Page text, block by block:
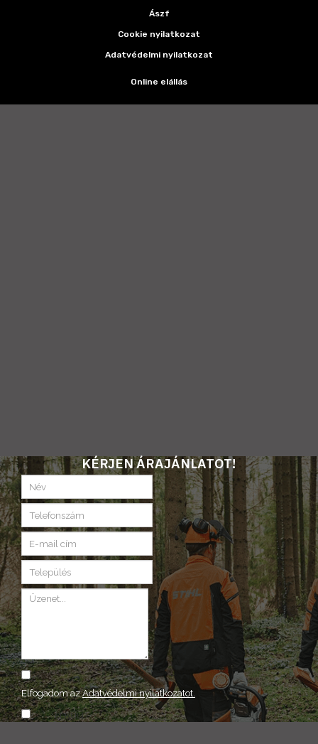
Ászf
Cookie nyilatkozat
Adatvédelmi nyilatkozat
Online elállás
KÉRJEN ÁRAJÁNLATOT!
Elfogadom azAdatvédelmi nyilatkozatot.
ELKÜLD